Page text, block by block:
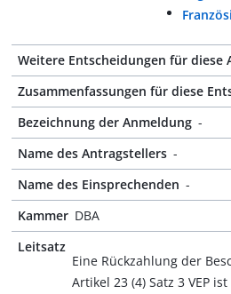
Weitere Entscheidungen für diese
Zusammenfassungen für diese
Bezeichnung der Anmeldung -
Name des Antragstellers -
Name des Einsprechenden -
Kammer DBA
Leitsatz
Eine Rückzahlung der
Artikel 23 (4) Satz 3 VEP